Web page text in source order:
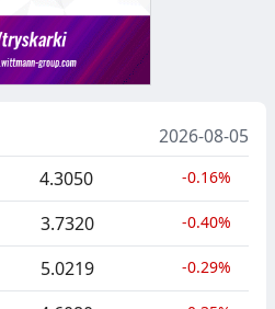
2026-08-05
4.3050 -0.16%
3.7320 -0.40%
5.0219 -0.29%